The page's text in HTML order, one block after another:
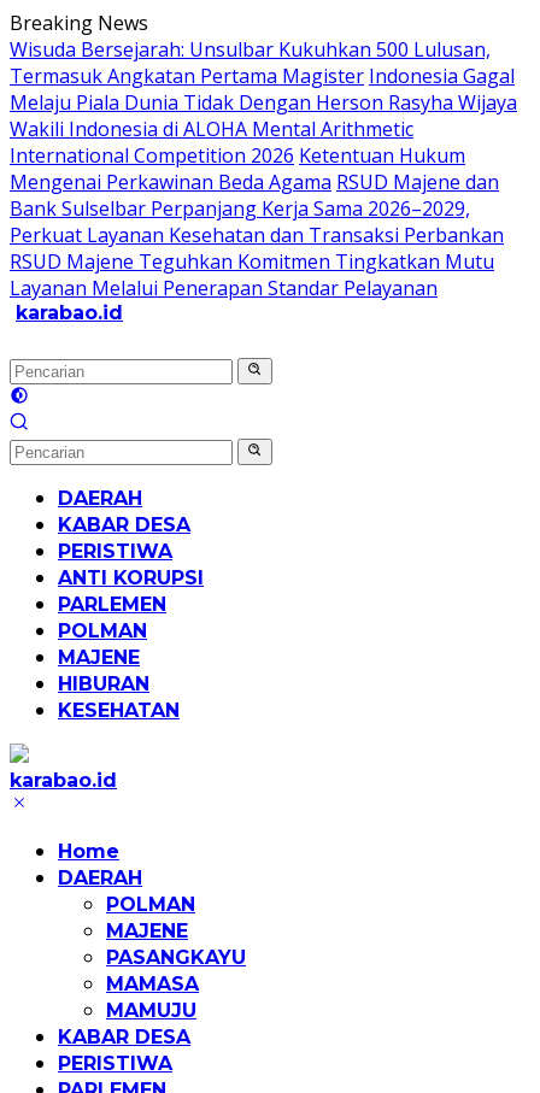
Langsung
ke
konten
Breaking News
Wisuda Bersejarah: Unsulbar Kukuhkan 500 Lulusan,
Termasuk Angkatan Pertama Magister Indonesia Gagal
Melaju Piala Dunia Tidak Dengan Herson Rasyha Wijaya
Wakili Indonesia di ALOHA Mental Arithmetic
International Competition 2026 Ketentuan Hukum
Mengenai Perkawinan Beda Agama RSUD Majene dan
Bank Sulselbar Perpanjang Kerja Sama 2026–2029,
Perkuat Layanan Kesehatan dan Transaksi Perbankan
RSUD Majene Teguhkan Komitmen Tingkatkan Mutu
Layanan Melalui Penerapan Standar Pelayanan
karabao.id
dan
Tajam
DAERAH
KABAR DESA
PERISTIWA
ANTI KORUPSI
PARLEMEN
POLMAN
MAJENE
HIBURAN
KESEHATAN
karabao.id
Tegas
TajamHome
DAERAH
POLMAN
MAJENE
PASANGKAYU
MAMASA
MAMUJU
KABAR DESA
PERISTIWA